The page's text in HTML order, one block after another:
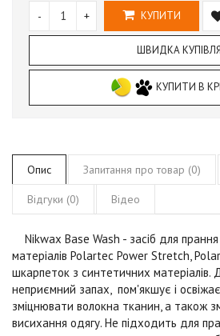
- + КУПИТИ
ШВИДКА КУПІВЛЯ
КУПИТИ В
Опис Запитання про товар (0)
Відгуки (0) Відео
Nikwax Base Wash - засіб для
матеріалів Polartec Power Stretch,
шкарпеток з синтетичних матеріалів.
неприємний запах, пом'якшує і
зміцнювати волокна тканин, а також
висихання одягу. Не підходить для